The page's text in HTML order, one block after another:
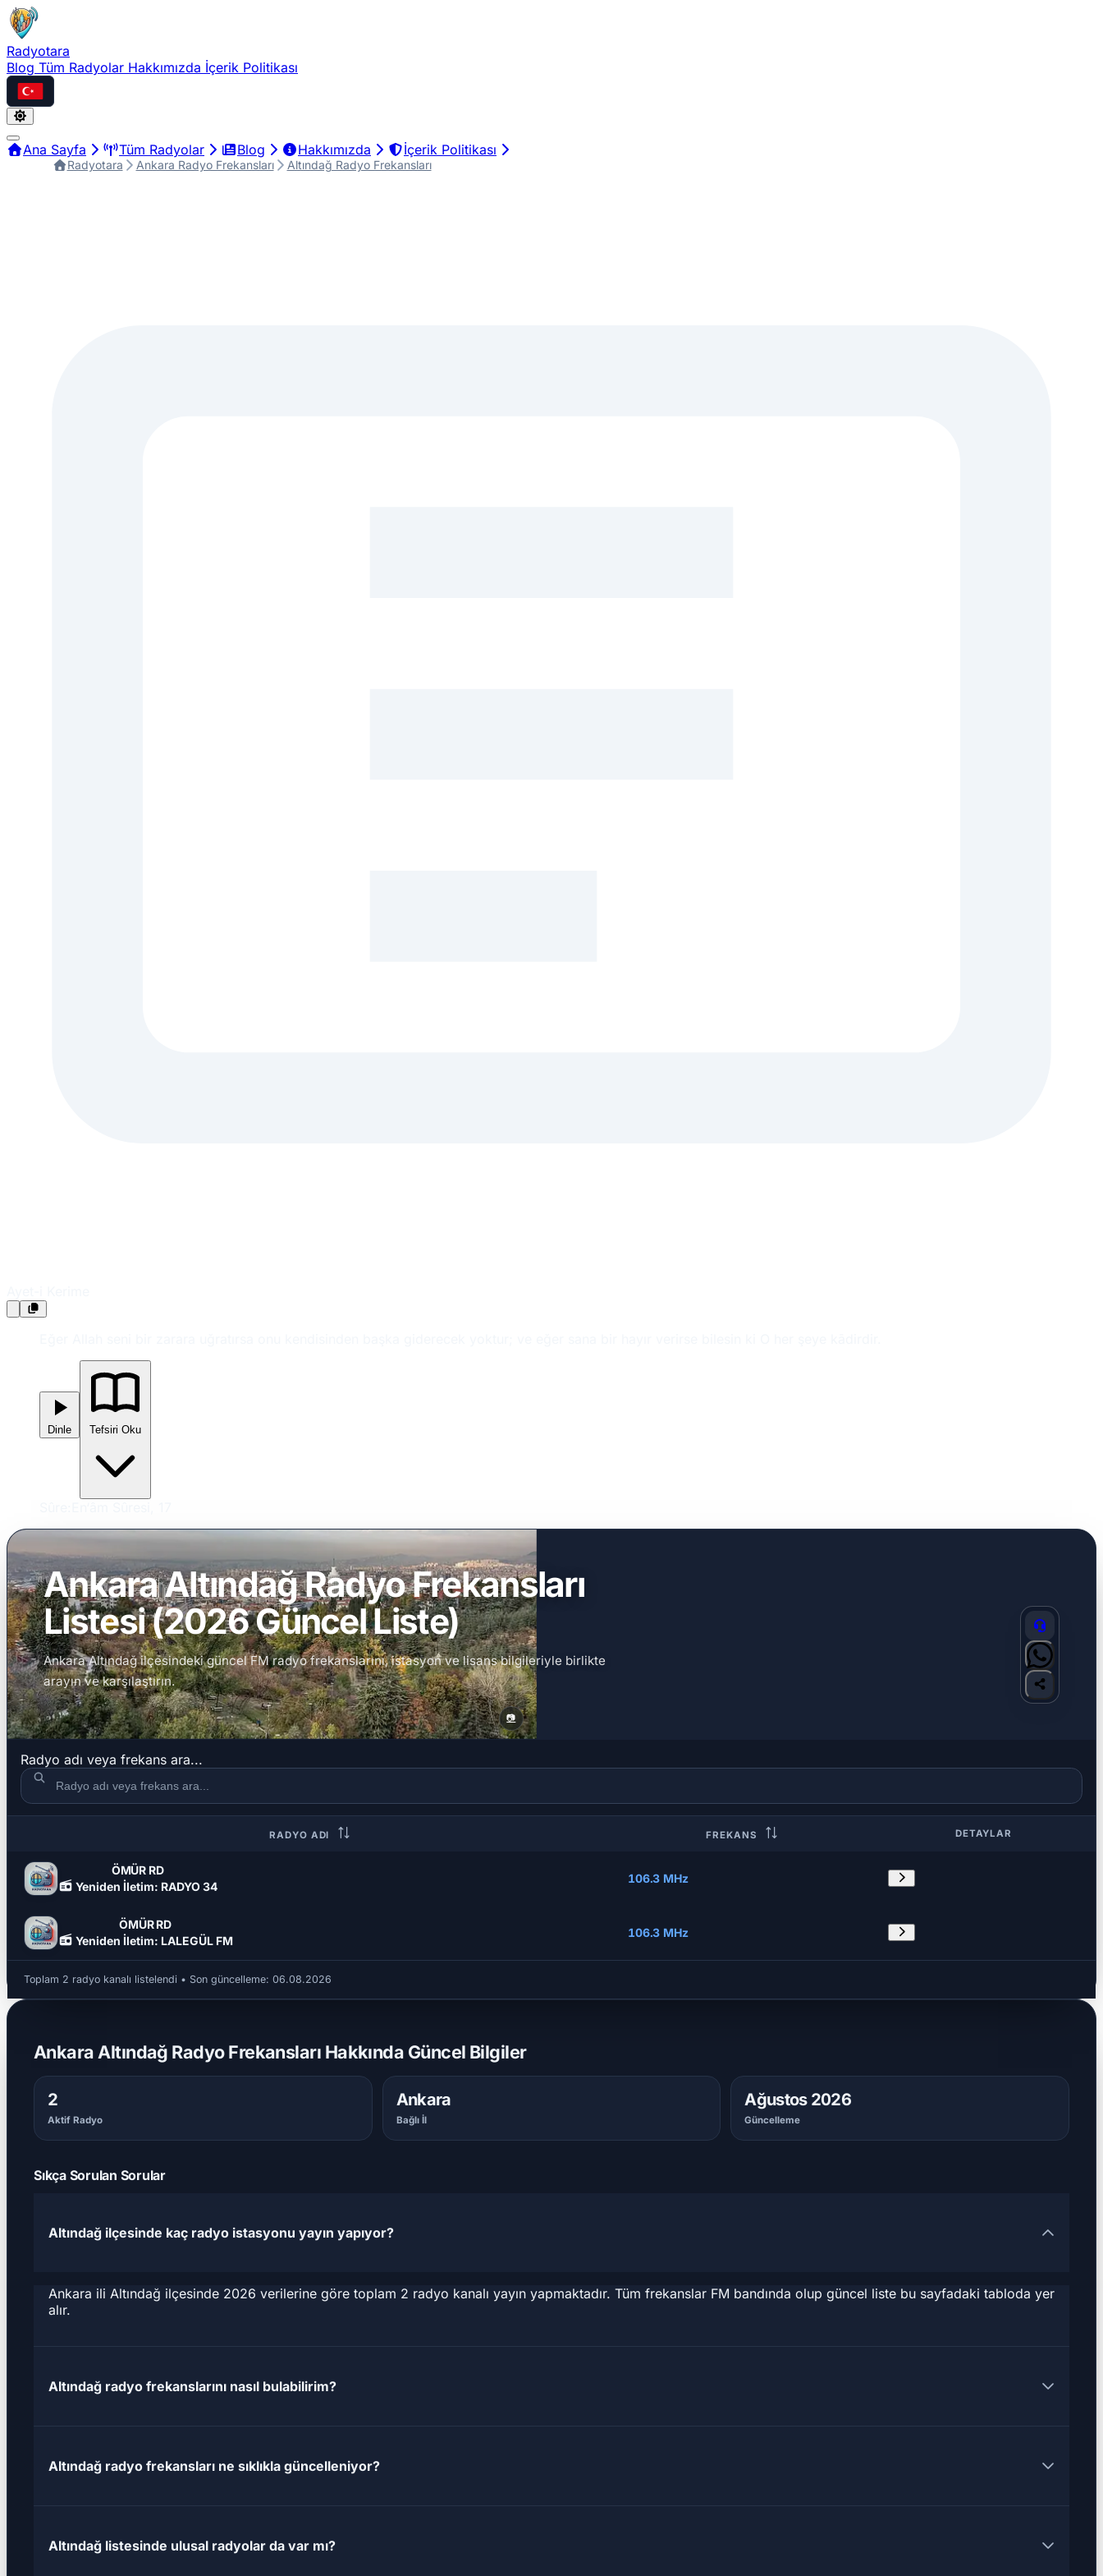
Radyotara
Blog Tüm Radyolar Hakkımızda İçerik Politikası
Türkçe
Ana Sayfa Tüm Radyolar Blog Hakkımızda İçerik Politikası
Radyotara Ankara Radyo Frekansları Altındağ Radyo Frekansları
Dinle
📷
Ankara Altındağ Radyo Frekansları
Listesi (2026 Güncel Liste)
Ankara Altındağ ilçesindeki güncel FM radyo frekanslarını, istasyon ve lisans bilgileriyle birlikte
arayın ve karşılaştırın.
Radyo adı veya frekans ara...
RADYO ADI FREKANS DETAYLAR
ÖMÜR RD
Yeniden İletim: RADYO 34
106.3 MHz
ÖMÜR RD
Yeniden İletim: LALEGÜL FM
106.3 MHz
Toplam 2 radyo kanalı listelendi • Son güncelleme: 06.08.2026
Ankara Altındağ Radyo Frekansları Hakkında Güncel Bilgiler
2
Aktif Radyo
Ankara
Bağlı İl
Ağustos 2026
Güncelleme
Sıkça Sorulan Sorular
Altındağ ilçesinde kaç radyo istasyonu yayın yapıyor?
Ankara ili Altındağ ilçesinde 2026 verilerine göre toplam 2 radyo kanalı yayın yapmaktadır. Tüm frekanslar FM bandında olup güncel liste bu sayfadaki tabloda yer
alır.
Altındağ radyo frekanslarını nasıl bulabilirim?
Altındağ radyo frekansları ne sıklıkla güncelleniyor?
Altındağ listesinde ulusal radyolar da var mı?